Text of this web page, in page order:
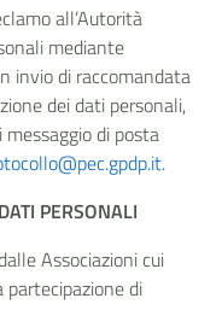
all’Autorità
mediante
invio di raccomandata
dei dati personali,
di posta
PERSONALI
Associazioni cui
partecipazione di